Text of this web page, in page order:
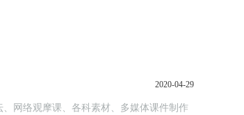
2020-04-29
网络观摩课、各科素材、多媒体课件制作